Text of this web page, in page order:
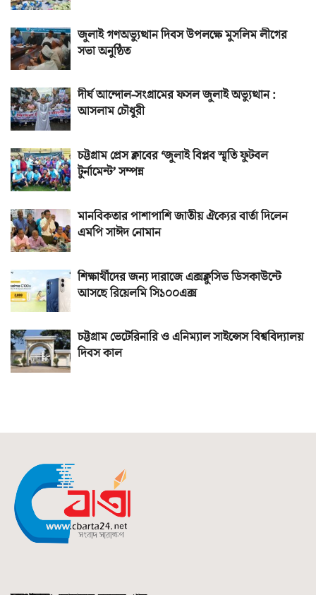
জুলাই গণঅভ্যুত্থান দিবস উপলক্ষে মুসলিম লীগের
সভা অনুষ্ঠিত
দীর্ঘ আন্দোল-সংগ্রামের ফসল জুলাই অভ্যুত্থান :
আসলাম চৌধুরী
চট্টগ্রাম প্রেস ক্লাবের ‘জুলাই বিপ্লব স্মৃতি ফুটবল
টুর্নামেন্ট’ সম্পন্ন
মানবিকতার পাশাপাশি জাতীয় ঐক্যের বার্তা দিলেন
এমপি সাঈদ নোমান
শিক্ষার্থীদের জন্য দারাজে এক্সক্লুসিভ ডিসকাউন্টে
আসছে রিয়েলমি সি১০০এক্স
চট্টগ্রাম ভেটেরিনারি ও এনিম্যাল সাইন্সেস বিশ্ববিদ্যালয়
দিবস কাল